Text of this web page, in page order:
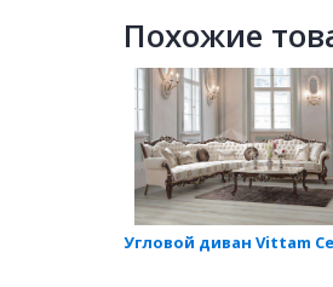
Похожие
Угловой диван Vittam